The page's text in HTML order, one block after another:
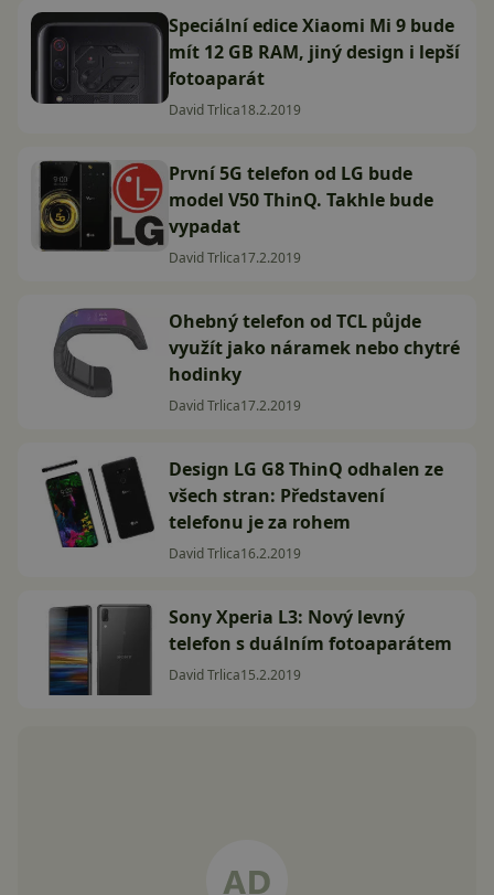
Speciální edice Xiaomi Mi 9 bude
mít 12 GB RAM, jiný design i lepší
fotoaparát
David Trlica18.2.2019
První 5G telefon od LG bude
model V50 ThinQ. Takhle bude
vypadat
David Trlica17.2.2019
Ohebný telefon od TCL půjde
využít jako náramek nebo chytré
hodinky
David Trlica17.2.2019
Design LG G8 ThinQ odhalen ze
všech stran: Představení
telefonu je za rohem
David Trlica16.2.2019
Sony Xperia L3: Nový levný
telefon s duálním fotoaparátem
David Trlica15.2.2019